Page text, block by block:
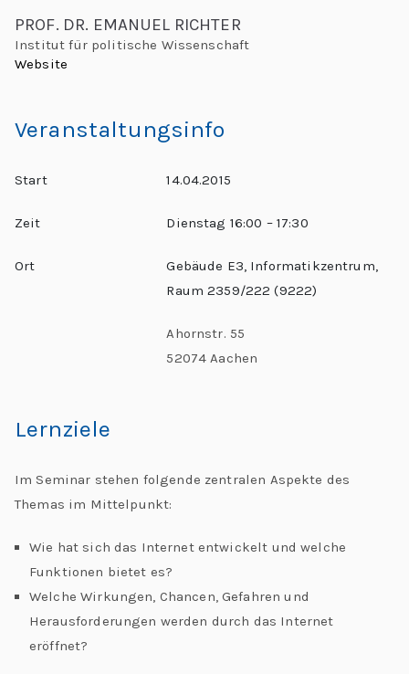
o
n
r
d
o
“
r
e:
e
n
G
al
C
g
PROF. DR. EMANUEL RICHTER
Institut für politische Wissenschaft
Website
Veranstaltungsinfo
Start 14.04.2015
Zeit Dienstag 16:00 – 17:30
Ort
Gebäude E3, Informatikzentrum,
Raum 2359/222 (9222)
Ahornstr. 55
52074 Aachen
Lernziele
Im Seminar stehen folgende zentralen Aspekte des
Themas im Mittelpunkt:
Wie hat sich das Internet entwickelt und welche
Funktionen bietet es?
Welche Wirkungen, Chancen, Gefahren und
Herausforderungen werden durch das Internet
eröffnet?